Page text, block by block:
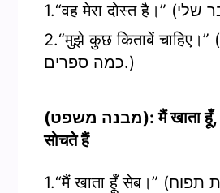
2.“मुझे कुछ किताबें चाहिए।” (אני רוצה
כמה ספרים.)
(מבנה משפט): मैं खाता हूँ, वह चलती है, हम
सोचते हैं